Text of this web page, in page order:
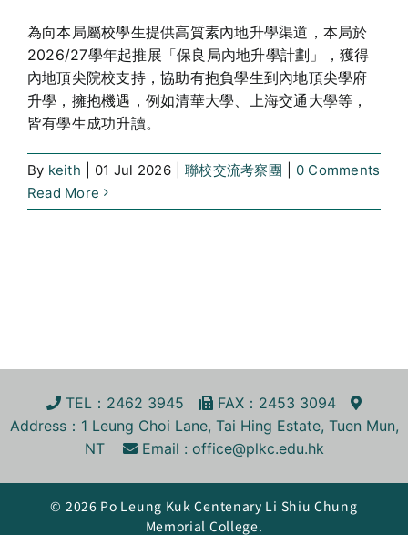
為向本局屬校學生提供高質素內地升學渠道，本局於
2026/27學年起推展「保良局內地升學計劃」，獲得
內地頂尖院校支持，協助有抱負學生到內地頂尖學府
升學，擁抱機遇，例如清華大學、上海交通大學等，
皆有學生成功升讀。
By keith 01 Jul 2026 聯校交流考察團
0 Comments
Read More
TEL ：2462 3945 FAX ：2453 3094
Address：1 Leung Choi Lane, Tai Hing Estate, Tuen Mun,
NT
Email : office@plkc.edu.hk
© 2026 Po Leung Kuk Centenary Li Shiu Chung
Memorial College.